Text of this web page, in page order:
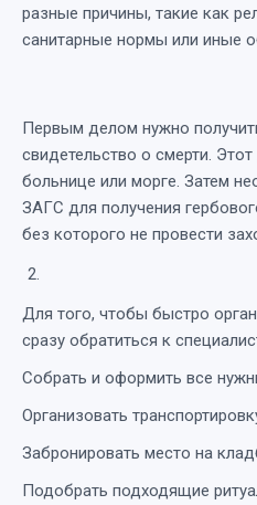
разные причины, такие как
санитарные нормы или иные
Первым делом нужно
свидетельство о смерти.
больнице или морге. Затем
ЗАГС для получения
без которого не провести
Для того, чтобы быстро
сразу обратиться к
Собрать и оформить все
Организовать
Забронировать место на
Подобрать подходящие